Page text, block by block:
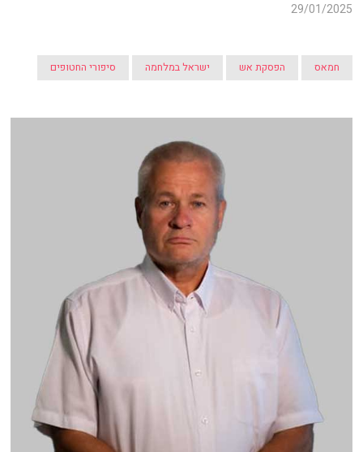
29/01/2025
חמאס הפסקת אש ישראל במלחמה סיפורי החטופים